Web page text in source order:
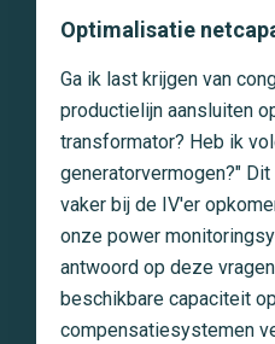
Optimalisatie
Ga ik last krijgen van
productielijn aansluiten
transformator? Heb ik
generatorvermogen?"
vaker bij de IV'er
onze power
antwoord op deze
beschikbare capaciteit
compensatiesystemen